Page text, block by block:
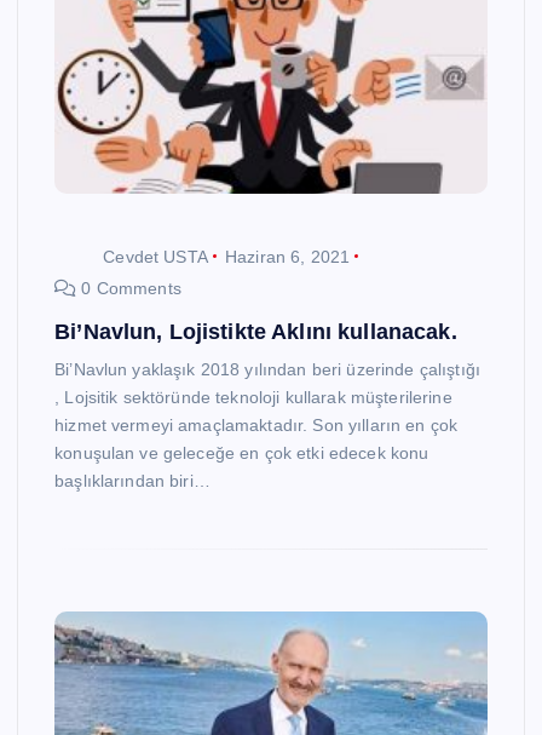
Cevdet USTA
Haziran 6, 2021
0 Comments
Bi’Navlun, Lojistikte Aklını kullanacak.
Bi’Navlun yaklaşık 2018 yılından beri üzerinde çalıştığı
, Lojsitik sektöründe teknoloji kullarak müşterilerine
hizmet vermeyi amaçlamaktadır. Son yılların en çok
konuşulan ve geleceğe en çok etki edecek konu
başlıklarından biri…